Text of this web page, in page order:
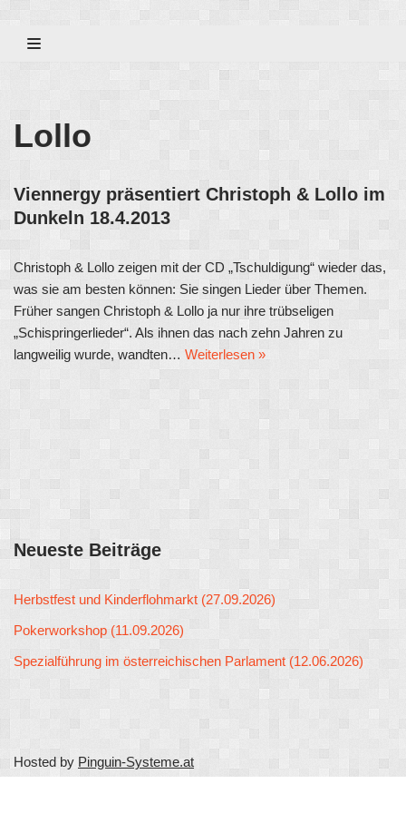
Zum
Lollo
Viennergy präsentiert Christoph & Lollo im
Dunkeln 18.4.2013
Christoph & Lollo zeigen mit der CD „Tschuldigung“ wieder das,
was sie am besten können: Sie singen Lieder über Themen.
Früher sangen Christoph & Lollo ja nur ihre trübseligen
„Schispringerlieder“. Als ihnen das nach zehn Jahren zu
langweilig wurde, wandten… Weiterlesen »
Neueste Beiträge
Herbstfest und Kinderflohmarkt (27.09.2026)
Pokerworkshop (11.09.2026)
Spezialführung im österreichischen Parlament (12.06.2026)
Hosted by Pinguin-Systeme.at